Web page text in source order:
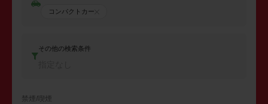
コンパクトカー
その他の検索条件
禁煙/喫煙